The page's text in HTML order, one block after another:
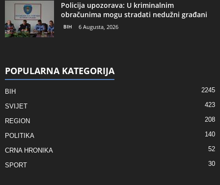
Policija upozorava: U kriminalnim
obračunima mogu stradati nedužni građani
BIH 6 Augusta, 2026
POPULARNA KATEGORIJA
BIH 2245
SVIJET 423
REGION 208
POLITIKA 140
CRNA HRONIKA 52
SPORT 30